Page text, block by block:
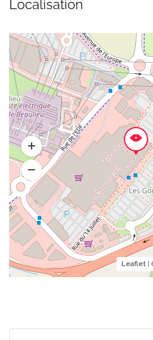
Localisation
Leaflet |